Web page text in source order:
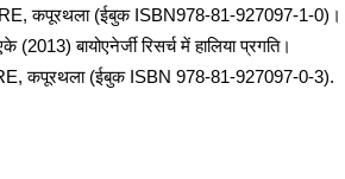
कपूरथला (ईबुक ISBN978-81-927097-1-0)।
(2013) बायोएनेर्जी रिसर्च में हालिया प्रगति।
कपूरथला (ईबुक ISBN 978-81-927097-0-3).